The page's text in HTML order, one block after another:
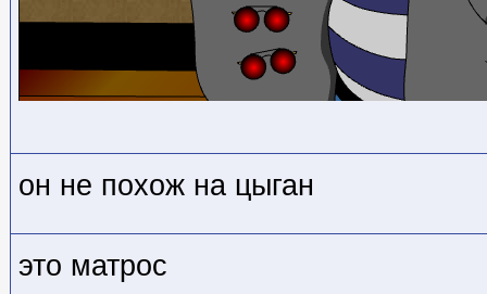
он не похож на цыган
это матрос